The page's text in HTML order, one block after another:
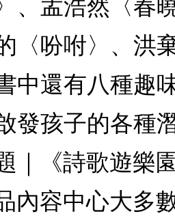
、孟浩然〈春
〈吩咐〉、洪
中還有八種趣
發孩子的各種
｜《詩歌遊樂
內容中心大多